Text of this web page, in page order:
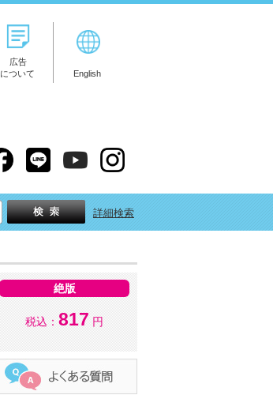
広告
について
English
詳細検索
絶版
税込： 817 円